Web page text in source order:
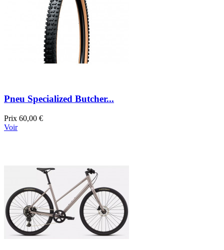
Pneu Specialized Butcher...
Prix 60,00 €
Voir